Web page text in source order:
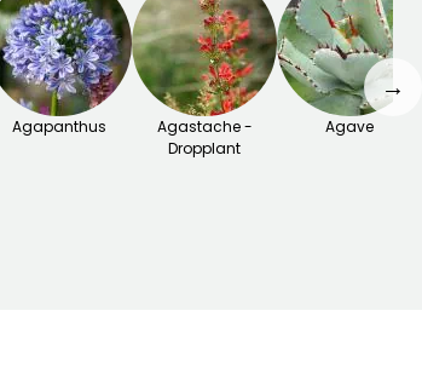
Agapanthus
Agastache -
Dropplant
Agave
→